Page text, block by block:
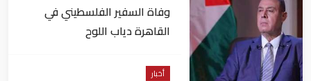
وفاة السفير الفلسطيني في
القاهرة دياب اللوح
أخبار